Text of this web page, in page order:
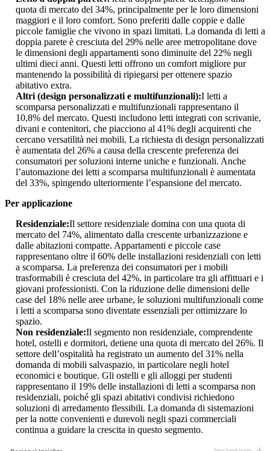
quota di mercato del 34%, principalmente per le loro dimensioni
maggiori e il loro comfort. Sono preferiti dalle coppie e dalle
piccole famiglie che vivono in spazi limitati. La domanda di letti a
doppia parete è cresciuta del 29% nelle aree metropolitane dove
le dimensioni degli appartamenti sono diminuite del 22% negli
ultimi dieci anni. Questi letti offrono un comfort migliore pur
mantenendo la possibilità di ripiegarsi per ottenere spazio
abitativo extra.
Altri (design personalizzati e multifunzionali):I letti a
scomparsa personalizzati e multifunzionali rappresentano il
10,8% del mercato. Questi includono letti integrati con scrivanie,
divani e contenitori, che piacciono al 41% degli acquirenti che
cercano versatilità nei mobili. La richiesta di design personalizzati
è aumentata del 26% a causa della crescente preferenza dei
consumatori per soluzioni interne uniche e funzionali. Anche
l’automazione dei letti a scomparsa multifunzionali è aumentata
del 33%, spingendo ulteriormente l’espansione del mercato.
Per applicazione
Residenziale:Il settore residenziale domina con una quota di
mercato del 74%, alimentato dalla crescente urbanizzazione e
dalle abitazioni compatte. Appartamenti e piccole case
rappresentano oltre il 60% delle installazioni residenziali con letti
a scomparsa. La preferenza dei consumatori per i mobili
trasformabili è cresciuta del 42%, in particolare tra gli affittuari e i
giovani professionisti. Con la riduzione delle dimensioni delle
case del 18% nelle aree urbane, le soluzioni multifunzionali come
i letti a scomparsa sono diventate essenziali per ottimizzare lo
spazio.
Non residenziale:Il segmento non residenziale, comprendente
hotel, ostelli e dormitori, detiene una quota di mercato del 26%. Il
settore dell’ospitalità ha registrato un aumento del 31% nella
domanda di mobili salvaspazio, in particolare negli hotel
economici e boutique. Gli ostelli e gli alloggi per studenti
rappresentano il 19% delle installazioni di letti a scomparsa non
residenziali, poiché gli spazi abitativi condivisi richiedono
soluzioni di arredamento flessibili. La domanda di sistemazioni
per la notte convenienti e durevoli negli spazi commerciali
continua a guidare la crescita in questo segmento.